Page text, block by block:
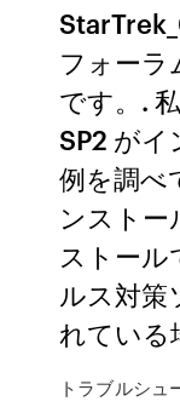
フォーラ
です。.
SP2 が
例を調べ
ンストー
ストール
ルス対策
れている
トラブルシ